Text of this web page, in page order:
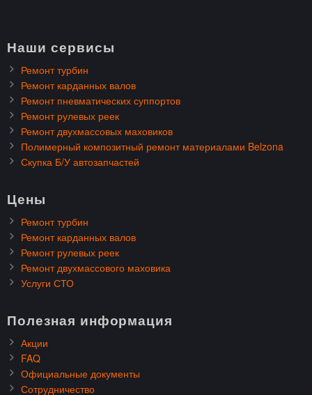
Наши сервисы
Ремонт турбин
Ремонт карданных валов
Ремонт пневматических суппортов
Ремонт рулевых реек
Ремонт двухмассовых маховиков
Полимерный композитный ремонт материалами Belzona
Скупка Б/У автозапчастей
Цены
Ремонт турбин
Ремонт карданных валов
Ремонт рулевых реек
Ремонт двухмассового маховика
Услуги СТО
Полезная информация
Акции
FAQ
Официальные документы
Сотрудничество